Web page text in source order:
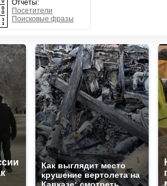
Отчеты:
Посетители
Поисковые фразы
Как выглядит место
крушение вертолета на